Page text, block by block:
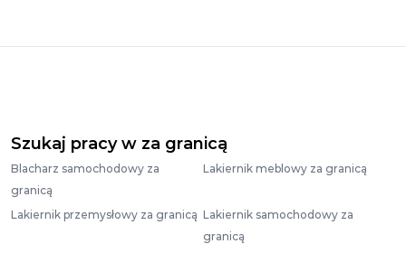
Szukaj pracy w za granicą
Blacharz samochodowy za
granicą
Lakiernik meblowy za granicą
Lakiernik przemysłowy za granicą Lakiernik samochodowy za
granicą